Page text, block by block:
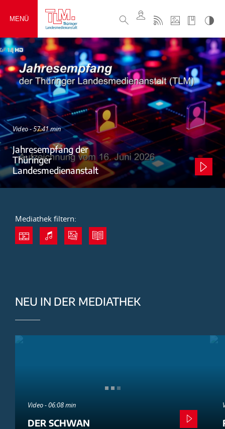
MENÜ
Video - 57:41 min
Jahresempfang der
Thüringer
Landesmedienanstalt
Mediathek filtern:
NEU IN DER MEDIATHEK
Video - 06:08 min
DER SCHWAN